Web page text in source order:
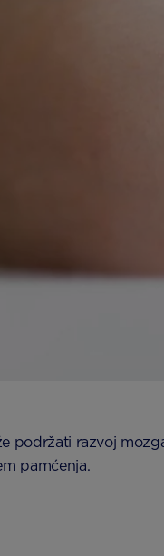
podržati razvoj
pamćenja.